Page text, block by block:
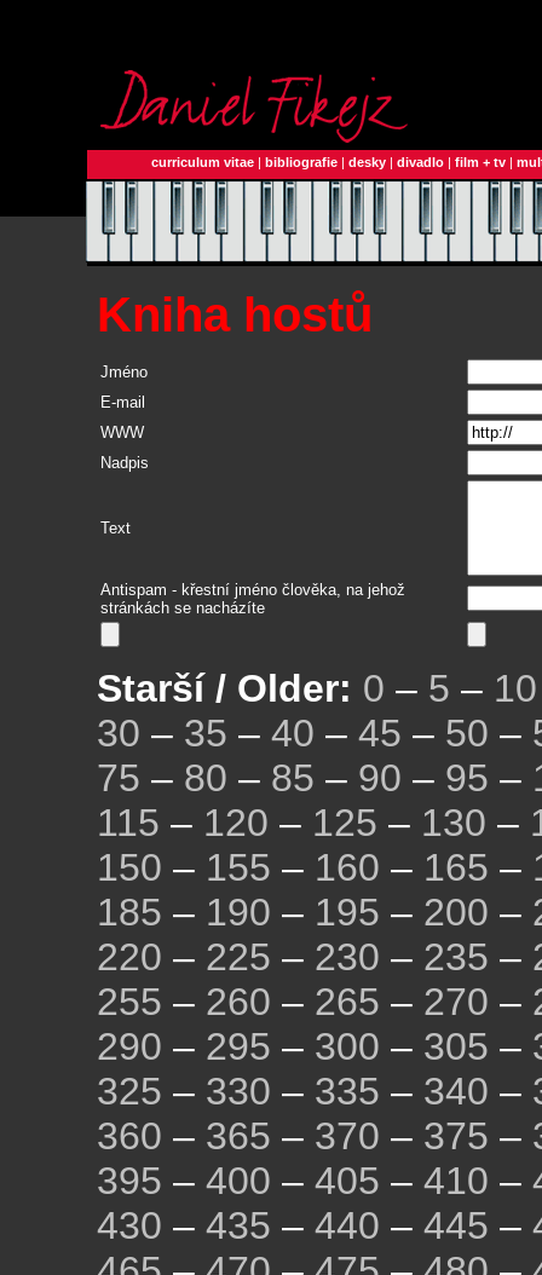
curriculum vitae | bibliografie | desky | divadlo | film + tv |
Kniha hostů
Jméno
E-mail
WWW
Nadpis
Text
Antispam - křestní jméno člověka, na jehož
stránkách se nacházíte
Starší / Older: 0 – 5 – 10
30 – 35 – 40 – 45 – 50 –
75 – 80 – 85 – 90 – 95 –
115 – 120 – 125 – 130 –
150 – 155 – 160 – 165 –
185 – 190 – 195 – 200 –
220 – 225 – 230 – 235 –
255 – 260 – 265 – 270 –
290 – 295 – 300 – 305 –
325 – 330 – 335 – 340 –
360 – 365 – 370 – 375 –
395 – 400 – 405 – 410 –
430 – 435 – 440 – 445 –